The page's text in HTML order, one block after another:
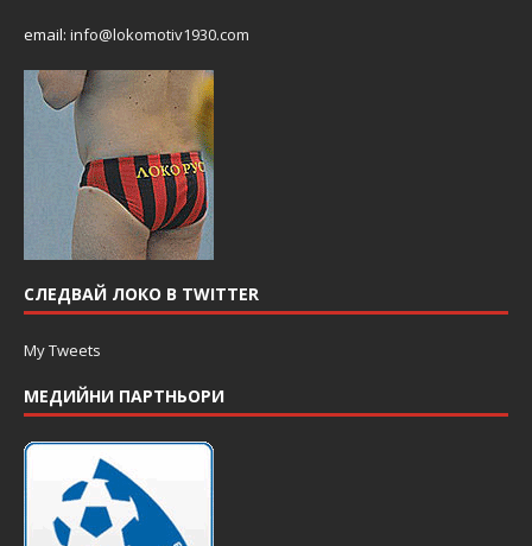
email: info@lokomotiv1930.com
СЛЕДВАЙ ЛОКО В TWITTER
My Tweets
МЕДИЙНИ ПАРТНЬОРИ